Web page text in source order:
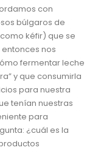
con
búlgaros de
kéfir) que se
nos
fermentar leche
y que consumirla
para nuestra
tenían nuestras
para
¿cuál es la